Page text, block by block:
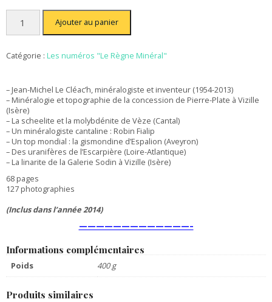
quantité
Le
Minéral
Ajouter au panier
Catégorie : Les numéros "Le Règne Minéral"
– Jean-Michel Le Cléac’h, minéralogiste et inventeur (1954-2013)
– Minéralogie et topographie de la concession de Pierre-Plate à Vizille
(Isère)
– La scheelite et la molybdénite de Vèze (Cantal)
– Un minéralogiste cantaline : Robin Fialip
– Un top mondial : la gismondine d’Espalion (Aveyron)
– Des uranifères de l’Escarpière (Loire-Atlantique)
– La linarite de la Galerie Sodin à Vizille (Isère)
68 pages
127 photographies
(Inclus dans l’année 2014)
—————————————–
Informations complémentaires
Poids 400 g
Produits similaires